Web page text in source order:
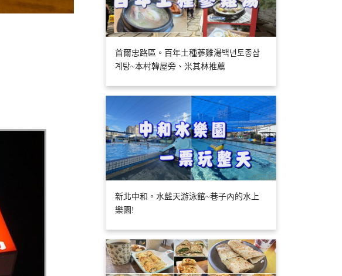
首爾忠路區。百年土種蔘雞湯백년토종삼
계탕~本村韓屋旁、米其林推薦
新北中和。水藍天游泳館~巷子內的水上
樂園!